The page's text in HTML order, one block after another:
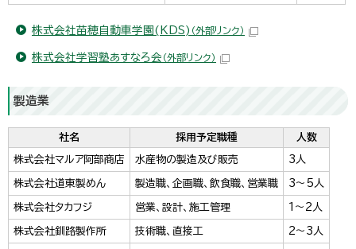
株式会社苗穂自動車学園(KDS) （外部リンク）
株式会社学習塾あすなろ会（外部リンク）
製造業
社名 採用予定職種 人数
株式会社マルア阿部商店 水産物の製造及び販売 3人
株式会社道東製めん 製造職、企画職、飲食職、営業職 3～5人
株式会社タカフジ 営業、設計、施工管理 1～2人
株式会社釧路製作所 技術職、直接工 2～3人